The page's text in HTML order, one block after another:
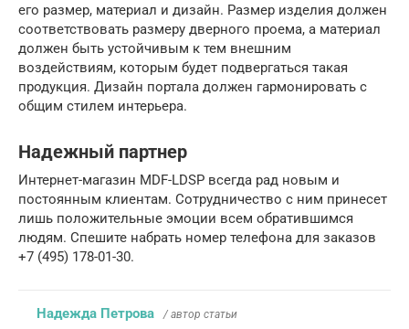
его размер, материал и дизайн. Размер изделия должен
соответствовать размеру дверного проема, а материал
должен быть устойчивым к тем внешним
воздействиям, которым будет подвергаться такая
продукция. Дизайн портала должен гармонировать с
общим стилем интерьера.
Надежный партнер
Интернет-магазин MDF-LDSP всегда рад новым и
постоянным клиентам. Сотрудничество с ним принесет
лишь положительные эмоции всем обратившимся
людям. Спешите набрать номер телефона для заказов
+7 (495) 178-01-30.
Надежда Петрова / автор статьи